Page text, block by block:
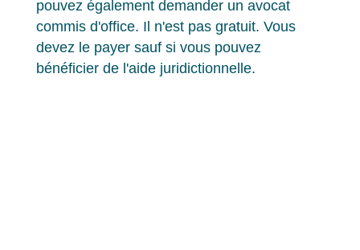
pouvez également demander un avocat
commis d'office. Il n'est pas gratuit. Vous
devez le payer sauf si vous pouvez
bénéficier de l'aide juridictionnelle.